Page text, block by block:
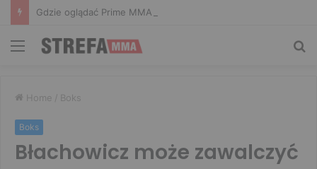
Gdzie oglądać Prime MMA 18? Transmisja na żywo
Menu
Home / Boks
Boks
Błachowicz może zawalczyć